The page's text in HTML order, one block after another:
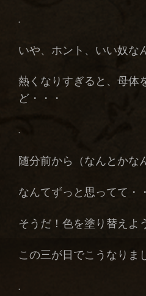
.
いや、ホント、いい奴な
熱くなりすぎると、母体
ど・・・
.
随分前から（なんとかな
なんてずっと思ってて・
そうだ！色を塗り替えよ
この三が日でこうなりま
.